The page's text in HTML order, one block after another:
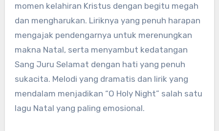
momen kelahiran Kristus dengan begitu megah
dan mengharukan. Liriknya yang penuh harapan
mengajak pendengarnya untuk merenungkan
makna Natal, serta menyambut kedatangan
Sang Juru Selamat dengan hati yang penuh
sukacita. Melodi yang dramatis dan lirik yang
mendalam menjadikan “O Holy Night” salah satu
lagu Natal yang paling emosional.